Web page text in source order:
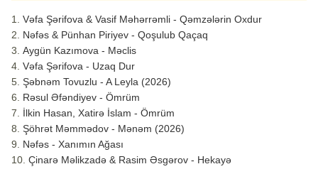
Vəfa Şərifova & Vasif Məhərrəmli - Qəmzələrin Oxdur
Nəfəs & Pünhan Piriyev - Qoşulub Qaçaq
Aygün Kazımova - Məclis
Vəfa Şərifova - Uzaq Dur
Şəbnəm Tovuzlu - A Leyla (2026)
Rəsul Əfəndiyev - Ömrüm
İlkin Hasan, Xatirə İslam - Ömrüm
Şöhrət Məmmədov - Mənəm (2026)
Nəfəs - Xanımın Ağası
Çinarə Məlikzadə & Rasim Əsgərov - Hekayə